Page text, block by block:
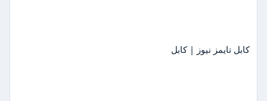
کابل تایمز نیوز | کابل